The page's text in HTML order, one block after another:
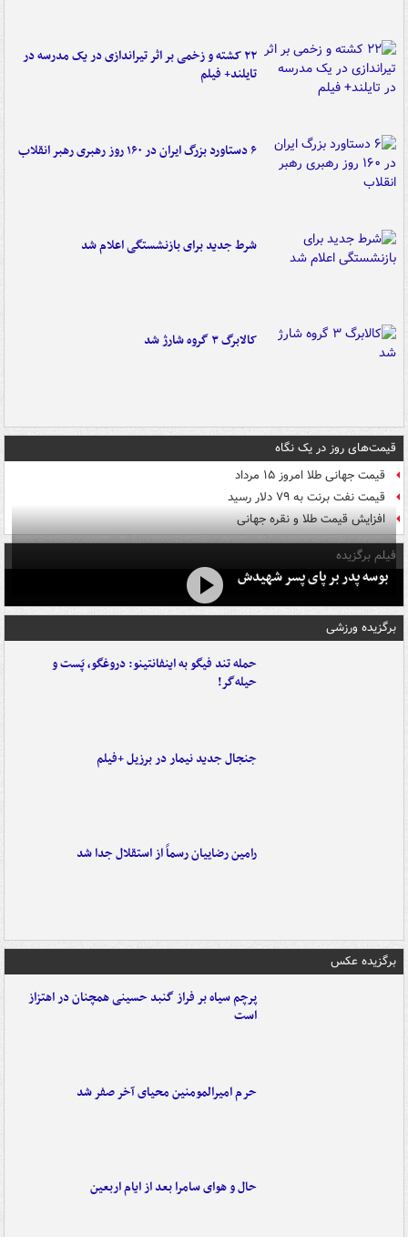
۲۲ کشته و زخمی بر اثر تیراندازی در یک مدرسه در
تایلند+ فیلم
۶ دستاورد بزرگ ایران در ۱۶۰ روز رهبری رهبر انقلاب
شرط جدید برای بازنشستگی اعلام شد
کالابرگ ۳ گروه شارژ شد
قیمت‌های روز در یک نگاه
قیمت جهانی طلا امروز ۱۵ مرداد
قیمت نفت برنت به ۷۹ دلار رسید
افزایش قیمت طلا و نقره جهانی
فیلم برگزیده
بوسه‌ پدر بر پای پسر شهیدش
برگزیده ورزشی
حمله تند فیگو به اینفانتینو: دروغگو، پَست‌ و
حیله‌گر!
جنجال جدید نیمار در برزیل +فیلم
رامین رضاییان رسماً از استقلال جدا شد
برگزیده عکس
پرچم سیاه بر فراز گنبد حسینی همچنان در اهتزاز
است
حرم امیرالمومنین محیای آخر صفر شد
حال و هوای سامرا بعد از ایام اربعین